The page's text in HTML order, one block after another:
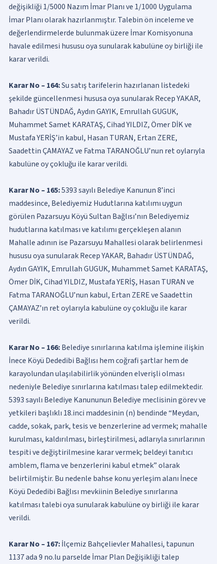
değişikliği 1/5000 Nazım İmar Planı ve 1/1000 Uygulama
İmar Planı olarak hazırlanmıştır. Talebin ön inceleme ve
değerlendirmelerde bulunmak üzere İmar Komisyonuna
havale edilmesi hususu oya sunularak kabulüne oy birliği ile
karar verildi.
Karar No – 164:Su satış tarifelerin hazırlanan listedeki
şekilde güncellenmesi hususa oya sunularak Recep YAKAR,
Bahadır ÜSTÜNDAĞ, Aydın GAYIK, Emrullah GUGUK,
Muhammet Samet KARATAŞ, Cihad YILDIZ, Ömer DİK ve
Mustafa YERİŞ’in kabul, Hasan TURAN, Ertan ZERE,
Saadettin ÇAMAYAZ ve Fatma TARANOĞLU’nun ret oylarıyla
kabulüne oy çokluğu ile karar verildi.
Karar No – 165:5393 sayılı Belediye Kanunun 8’inci
maddesince, Belediyemiz Hudutlarına katılımı uygun
görülen Pazarsuyu Köyü Sultan Bağlısı’nın Belediyemiz
hudutlarına katılması ve katılımı gerçekleşen alanın
Mahalle adının ise Pazarsuyu Mahallesi olarak belirlenmesi
hususu oya sunularak Recep YAKAR, Bahadır ÜSTÜNDAĞ,
Aydın GAYIK, Emrullah GUGUK, Muhammet Samet KARATAŞ,
Ömer DİK, Cihad YILDIZ, Mustafa YERİŞ, Hasan TURAN ve
Fatma TARANOĞLU’nun kabul, Ertan ZERE ve Saadettin
ÇAMAYAZ’ın ret oylarıyla kabulüne oy çokluğu ile karar
verildi.
Karar No – 166:Belediye sınırlarına katılma işlemine ilişkin
İnece Köyü Dededibi Bağlısı hem coğrafi şartlar hem de
karayolundan ulaşılabilirlik yönünden elverişli olması
nedeniyle Belediye sınırlarına katılması talep edilmektedir.
5393 sayılı Belediye Kanununun Belediye meclisinin görev ve
yetkileri başlıklı 18.inci maddesinin (n) bendinde “Meydan,
cadde, sokak, park, tesis ve benzerlerine ad vermek; mahalle
kurulması, kaldırılması, birleştirilmesi, adlarıyla sınırlarının
tespiti ve değiştirilmesine karar vermek; beldeyi tanıtıcı
amblem, flama ve benzerlerini kabul etmek” olarak
belirtilmiştir. Bu nedenle bahse konu yerleşim alanı İnece
Köyü Dededibi Bağlısı mevkiinin Belediye sınırlarına
katılması talebi oya sunularak kabulüne oy birliği ile karar
verildi.
Karar No – 167:İlçemiz Bahçelievler Mahallesi, tapunun
1137 ada 9 no.lu parselde İmar Plan Değişikliği talep